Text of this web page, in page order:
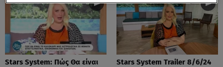
Stars System: Πώς Θα είναι
Stars System Trailer 8/6/24